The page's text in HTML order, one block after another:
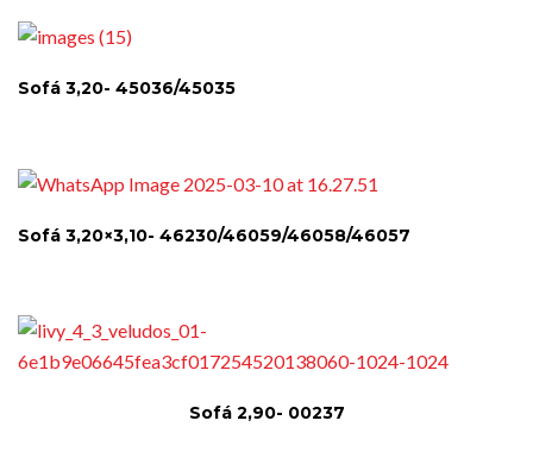
Sofá 3,20- 45036/45035
Sofá 3,20×3,10- 46230/46059/46058/46057
Sofá 2,90- 00237